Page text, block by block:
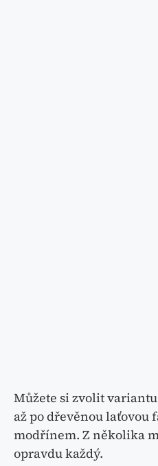
Můžete si zvolit
až po dřevěnou laťovou
modřínem. Z několika
opravdu každý.